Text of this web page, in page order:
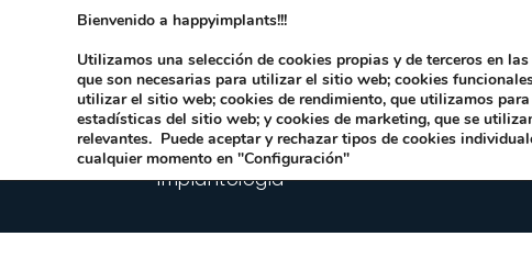
Dirección:
Implantologia
Bienvenido a happyimplants!!!
Utilizamos una selección de cookies propias y de terceros en
que son necesarias para utilizar el sitio web; cookies
utilizar el sitio web; cookies de rendimiento, que utilizamos
estadísticas del sitio web; y cookies de marketing, que se
relevantes. Puede aceptar y rechazar tipos de cookies
cualquier momento en "Configuración"